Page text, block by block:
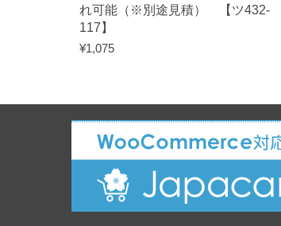
れ可能（※別途見積） 【ツ432-
117】
¥1,075